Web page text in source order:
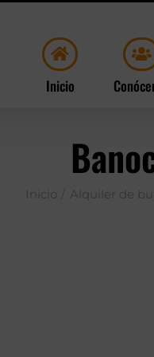
Inicio
Inicio Alquiler de